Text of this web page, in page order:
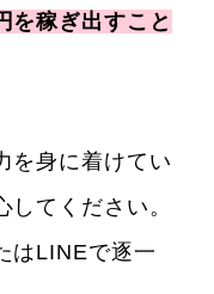
を稼ぎ出すこと
を身に着けてい
してください。
はLINEで逐一